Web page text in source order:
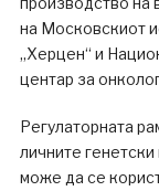
на Московскиот
„Херцен“ и
центар за
Регулаторната
личните
може да се